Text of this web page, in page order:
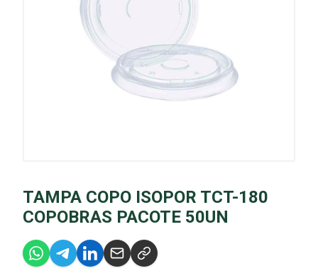
TAMPA COPO ISOPOR TCT-180
COPOBRAS PACOTE 50UN